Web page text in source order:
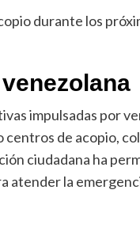
durante los
impulsadas por
de acopio,
ciudadana ha
atender la